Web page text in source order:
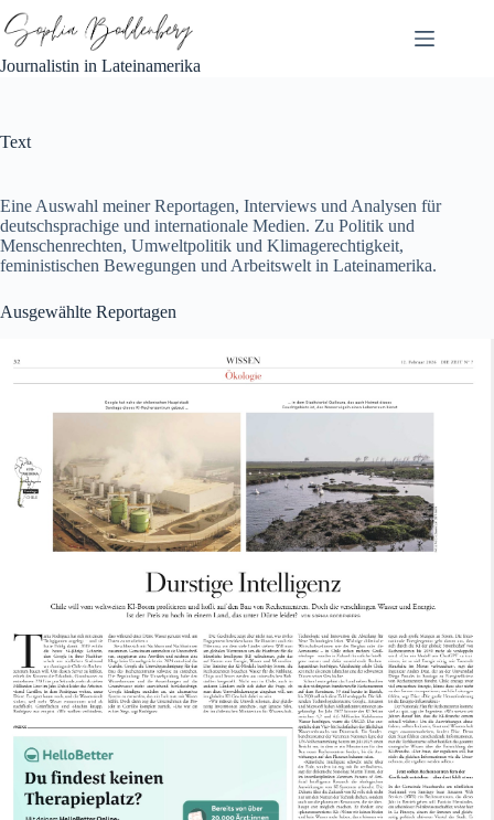
Zum
Inhalt
springen
Journalistin in Lateinamerika
Text
Eine Auswahl meiner Reportagen, Interviews und Analysen für
deutschsprachige und internationale Medien. Zu Politik und
Menschenrechten, Umweltpolitik und Klimagerechtigkeit,
feministischen Bewegungen und Arbeitswelt in Lateinamerika.
Ausgewählte Reportagen